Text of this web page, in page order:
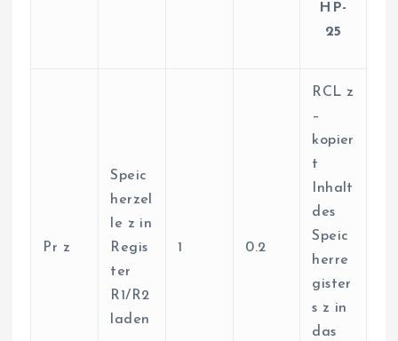
HP-
25
Pr z
Speic
herzel
le z in
Regis
ter
R1/R2
laden
1 0.2
RCL z
–
kopier
t
Inhalt
des
Speic
herre
gister
s z in
das